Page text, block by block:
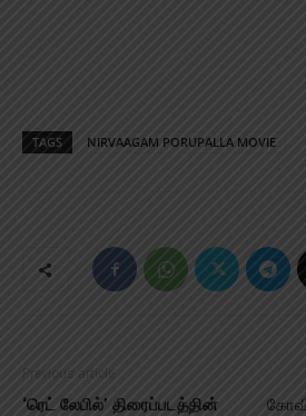
TAGS NIRVAAGAM PORUPALLA MOVIE
Previous article
‘ரெட் லேபில்’ திரைப்படத்தின்